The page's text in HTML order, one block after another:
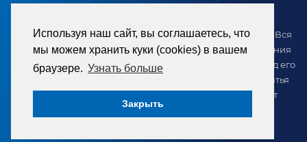
Используя наш сайт, вы соглашаетесь, что
мы можем хранить куки (cookies) в вашем
браузере. Узнать больше
Закрыть
2007-2026 © ООО «ТД «РЕМЕЗА». Все права защищены. Вся
информация на сайте размещена в целях предоставления
возможности покупателю ознакомиться с товаром перед его
приобретением и не является публичной офертой (статья
437 ГК РФ). Внешний вид товара может отличаться от
представленного на сайте.